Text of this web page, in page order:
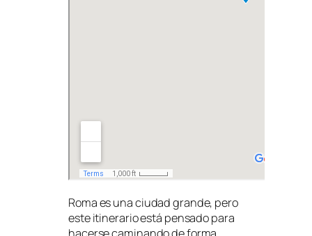
Roma es una ciudad grande, pero
este itinerario está pensado para